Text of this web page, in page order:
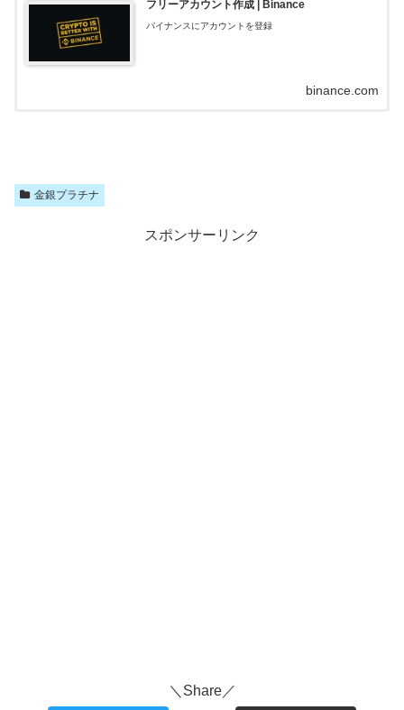
フリーアカウント作成 | Binance
バイナンスにアカウントを登録
binance.com
金銀プラチナ
スポンサーリンク
＼Share／